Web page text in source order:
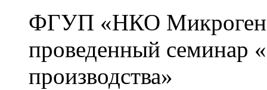
ФГУП «НКО Микроген»
проведенный семинар
производства»